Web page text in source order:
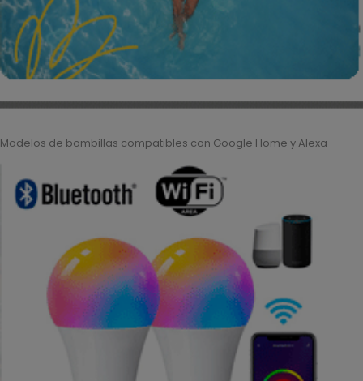
Modelos de bombillas compatibles con Google Home y Alexa